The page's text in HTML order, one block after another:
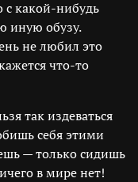
с какой-нибудь
иную обузу.
не любил это
что-то
так издеваться
себя этими
— только сидишь
в мире нет!